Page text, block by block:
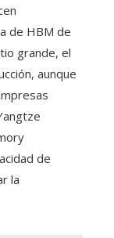
de HBM de
grande, el
aunque
de
la